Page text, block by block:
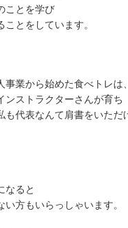
ことを学び
とをしています。
事業から始めた食べトレは、
ンストラクターさんが育ち
も代表なんて肩書をいただ
なると
い方もいらっしゃいます。